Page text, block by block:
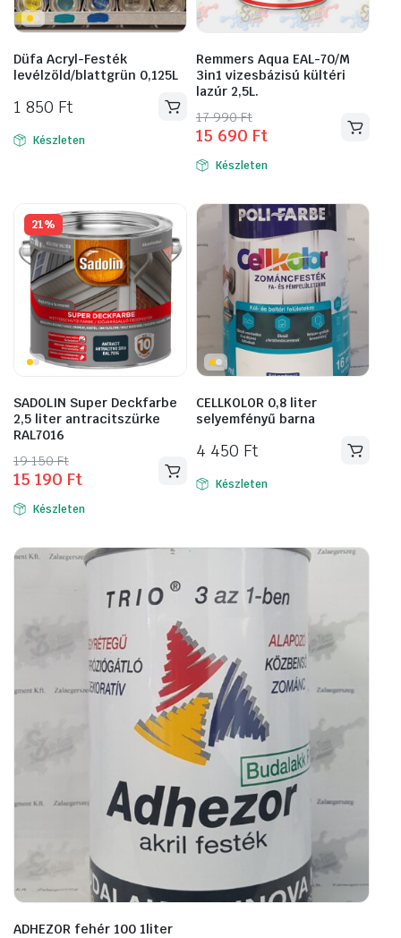
Düfa Acryl-Festék
levélzöld/blattgrün 0,125L
1 850 Ft
Készleten
Remmers Aqua EAL-70/M
3in1 vizesbázisú kültéri
lazúr 2,5L.
17 990Ft
Original
price
was:
990 Ft.
15 690 Ft
Current
price
is:
690 Ft.
Ennek
a
több
variációja
van.
változatok
termékoldalon
választhatók
ki
Készleten
21%
SADOLIN Super Deckfarbe
2,5 liter antracitszürke
RAL7016
19 150Ft
Original
price
was:
150 Ft.
15 190 Ft
Current
price
is:
190 Ft.
Készleten
CELLKOLOR 0,8 liter
selyemfényű barna
4 450 Ft
Készleten
ADHEZOR fehér 100 1liter